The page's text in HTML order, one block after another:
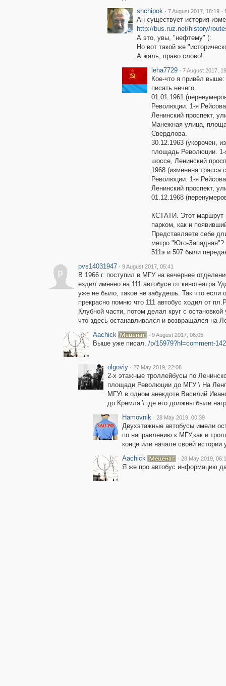
shchipok · 7 August 2017, 18:19 ·
Ан существует история
http://bus.ruz.net/history/
А это, увы, "нефтему" (:
Но вот такой же
А жаль, право слово!
leha7729 · 7 August 2017,
Кое-что я привёл выше:
писать нечего.
01.01.1961
Революции. 1-я
Ленинский проспект,
Манежная улица,
Свердлова.
30.12.1963 (укорочен,
площадь Революции. 1-
шоссе, Ленинский
1968 (изменена
Революции. 1-я
Ленинский проспект,
01.12.1968
КСТАТИ. Этот маршрут
парком, как и
Представляете себе
метро "Юго-Западная"?
511э и 507 были
p
pvs14031947 · 9 August 2017, 05:41
В 1966 г. поступил в МГУ на вечернее
ездил именно на 111 автобусе от кинотеатра
уже не было, такое не забудешь. Так что если
прекрасно помню что 111 автобус ходил от
Клубной части, потом делал круг с
что здесь останавливался и возвращался на
Aachick
· 9 August 2017, 06:05
Выше уже писал. /p/15979?hl=comment-
olgoviy · 27 May 2019, 22:08
2-х этажные троллейбусы по
площади Революции до МГУ \ На
МГУ\ в одном анекдоте Василий
до Кремля \ где его должны были
Hamovnik · 28 May 2019, 00:39
Двухэтажные автобусы имели
по направлению к МГУ,как и
конце или начале своей
Aachick
· 28 May 2019,
Я же про автобус информацию